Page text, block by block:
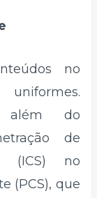
no
além do
de
(ICS) no
(PCS), que